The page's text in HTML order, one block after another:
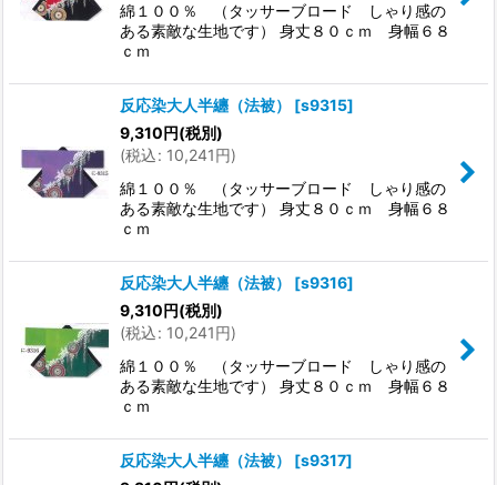
綿１００％ （タッサーブロード しゃり感の
ある素敵な生地です） 身丈８０ｃｍ 身幅６８
ｃｍ
反応染大人半纏（法被） [s9315]
9,310円(税別)
(税込: 10,241円)
綿１００％ （タッサーブロード しゃり感の
ある素敵な生地です） 身丈８０ｃｍ 身幅６８
ｃｍ
反応染大人半纏（法被） [s9316]
9,310円(税別)
(税込: 10,241円)
綿１００％ （タッサーブロード しゃり感の
ある素敵な生地です） 身丈８０ｃｍ 身幅６８
ｃｍ
反応染大人半纏（法被） [s9317]